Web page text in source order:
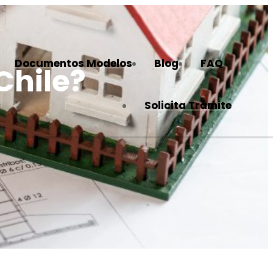
Documentos Modelos Blog FAQ
Solicita Trámite